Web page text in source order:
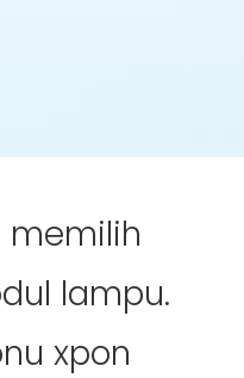
memilih
lampu.
xpon